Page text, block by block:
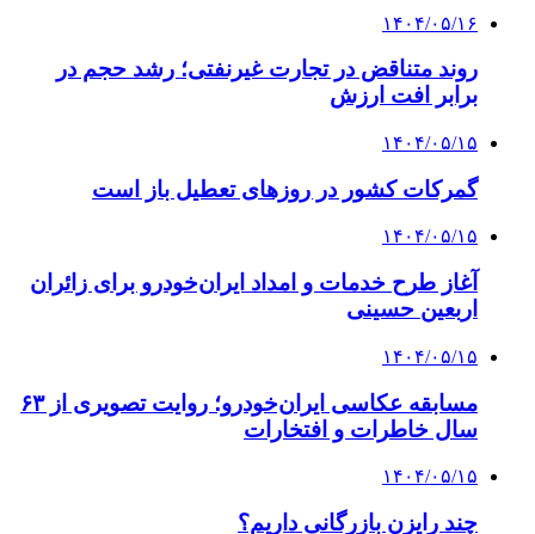
۱۴۰۴/۰۵/۱۶
روند متناقض در تجارت غیرنفتی؛ رشد حجم در
برابر افت ارزش
۱۴۰۴/۰۵/۱۵
گمرکات کشور در روزهای تعطیل باز است
۱۴۰۴/۰۵/۱۵
آغاز طرح خدمات و امداد ایران‌خودرو برای زائران
اربعین حسینی
۱۴۰۴/۰۵/۱۵
مسابقه عکاسی ایران‌خودرو؛ روایت تصویری از ۶۳
سال خاطرات و افتخارات
۱۴۰۴/۰۵/۱۵
چند رایزن بازرگانی داریم؟